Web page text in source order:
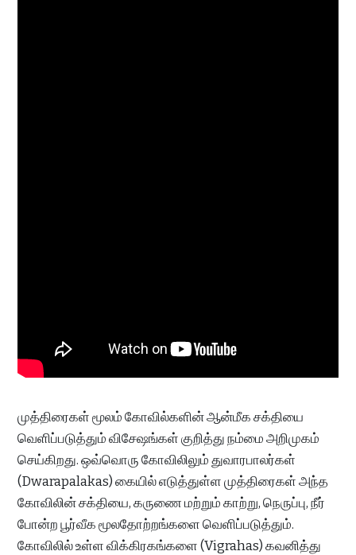
முத்திரைகள் மூலம் கோவில்களின் ஆன்மீக சக்தியை
வெளிப்படுத்தும் விசேஷங்கள் குறித்து நம்மை அறிமுகம்
செய்கிறது. ஒவ்வொரு கோவிலிலும் துவாரபாலர்கள்
(Dwarapalakas) கையில் எடுத்துள்ள முத்திரைகள் அந்த
கோவிலின் சக்தியை, கருணை மற்றும் காற்று, நெருப்பு, நீர்
போன்ற பூர்வீக மூலதோற்றங்களை வெளிப்படுத்தும்.
கோவிலில் உள்ள விக்கிரகங்களை (Vigrahas) கவனித்து